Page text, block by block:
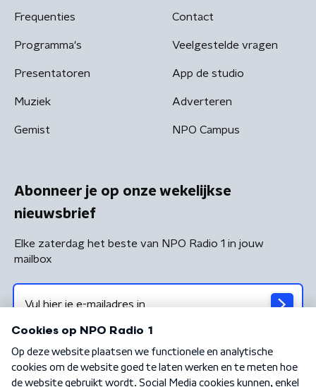
Frequenties
Programma's
Presentatoren
Muziek
Gemist
Contact
Veelgestelde vragen
App de studio
Adverteren
NPO Campus
Abonneer je op onze wekelijkse
nieuwsbrief
Elke zaterdag het beste van NPO Radio 1 in jouw
mailbox